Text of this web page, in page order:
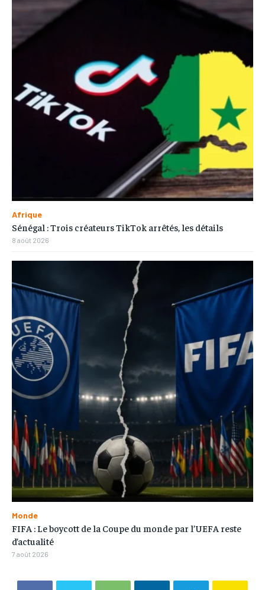
Afrique
Sénégal : Trois créateurs TikTok arrêtés, les détails
8 août 2026
Monde
FIFA : Le boycott de la Coupe du monde par l’UEFA reste
d’actualité
7 août 2026